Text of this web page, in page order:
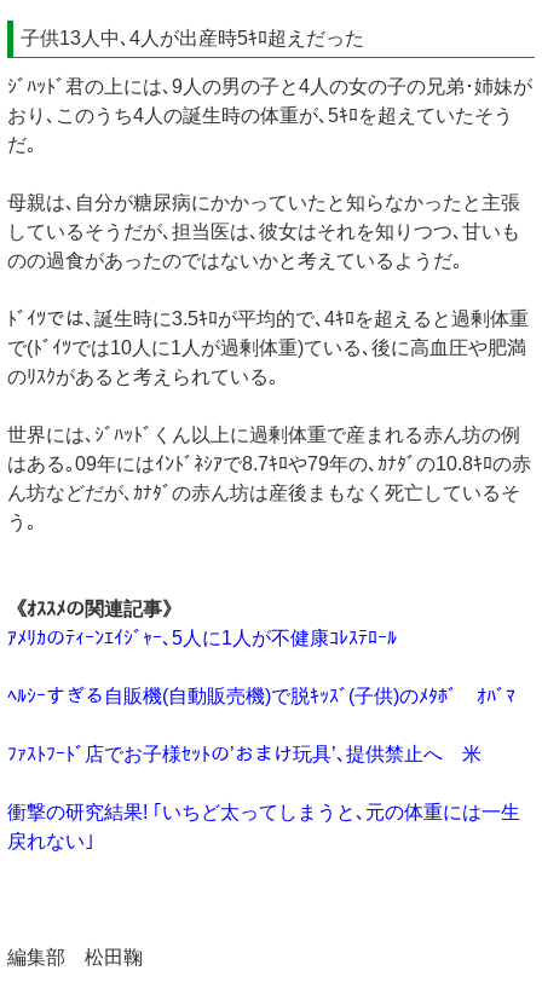
子供13人中､4人が出産時5ｷﾛ超えだった
ｼﾞﾊｯﾄﾞ君の上には､9人の男の子と4人の女の子の兄弟･姉妹が
おり､このうち4人の誕生時の体重が､5ｷﾛを超えていたそう
だ｡
母親は､自分が糖尿病にかかっていたと知らなかったと主張
しているそうだが､担当医は､彼女はそれを知りつつ､甘いも
のの過食があったのではないかと考えているようだ｡
ﾄﾞｲﾂでは､誕生時に3.5ｷﾛが平均的で､4ｷﾛを超えると過剰体重
で(ﾄﾞｲﾂでは10人に1人が過剰体重)ている､後に高血圧や肥満
のﾘｽｸがあると考えられている｡
世界には､ｼﾞﾊｯﾄﾞくん以上に過剰体重で産まれる赤ん坊の例
はある｡09年にはｲﾝﾄﾞﾈｼｱで8.7ｷﾛや79年の､ｶﾅﾀﾞの10.8ｷﾛの赤
ん坊などだが､ｶﾅﾀﾞの赤ん坊は産後まもなく死亡しているそ
う｡
《ｵｽｽﾒの関連記事》
ｱﾒﾘｶのﾃｨｰﾝｴｲｼﾞｬｰ､5人に1人が不健康ｺﾚｽﾃﾛｰﾙ
ﾍﾙｼｰすぎる自販機(自動販売機)で脱ｷｯｽﾞ(子供)のﾒﾀﾎﾞ ｵﾊﾞﾏ
ﾌｧｽﾄﾌｰﾄﾞ店でお子様ｾｯﾄの’おまけ玩具’､提供禁止へ 米
衝撃の研究結果! ｢いちど太ってしまうと､元の体重には一生
戻れない｣
編集部 松田鞠